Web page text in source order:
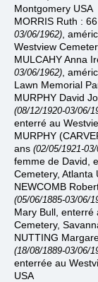
Montgomery USA
MORRIS Ruth :
03/06/1962) ,
Westview
MULCAHY Anna
03/06/1962) ,
Lawn Memorial
MURPHY David
(08/12/1920-03/06/
enterré au
MURPHY
ans (02/05/1921-
femme de David,
Cemetery, Atlanta
NEWCOMB
(05/06/1885-03/06/
Mary Bull, enterré
Cemetery,
NUTTING
(18/08/1889-03/06/
enterrée au
USA